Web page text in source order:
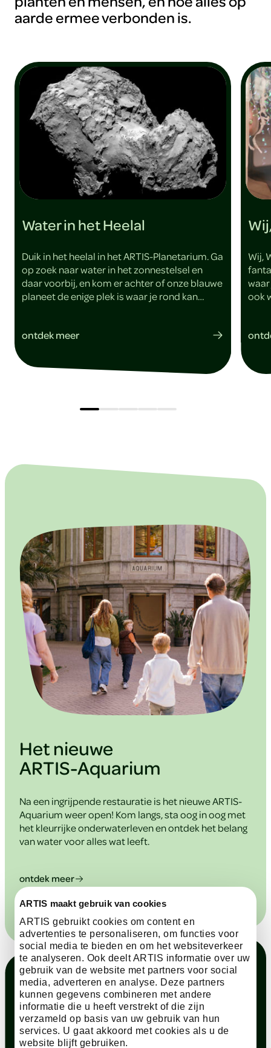
ARTIS maakt gebruik van cookies
ARTIS gebruikt cookies om content en
advertenties te personaliseren, om functies voor
social media te bieden en om het websiteverkeer
te analyseren. Ook deelt ARTIS informatie over uw
gebruik van de website met partners voor social
media, adverteren en analyse. Deze partners
kunnen gegevens combineren met andere
informatie die u heeft verstrekt of die zijn
verzameld op basis van uw gebruik van hun
services. U gaat akkoord met cookies als u de
website blijft gebruiken.
aarde ermee verbonden is.
Water in het Heelal
Duik in het heelal in het ARTIS-Planetarium. Ga
op zoek naar water in het zonnestelsel en
daar voorbij, en kom er achter of onze blauwe
planeet de enige plek is waar je rond kan
ontdek meer
Wij,
ook
Het nieuwe
ARTIS-Aquarium
Na een ingrijpende restauratie is het nieuwe ARTIS-
Aquarium weer open! Kom langs, sta oog in oog met
het kleurrijke onderwaterleven en ontdek het belang
van water voor alles wat leeft.
ontdek meer